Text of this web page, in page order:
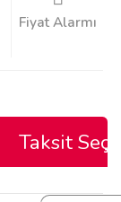
Fiyat Alarmı
Taksit